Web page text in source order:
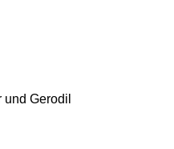
Gerodil